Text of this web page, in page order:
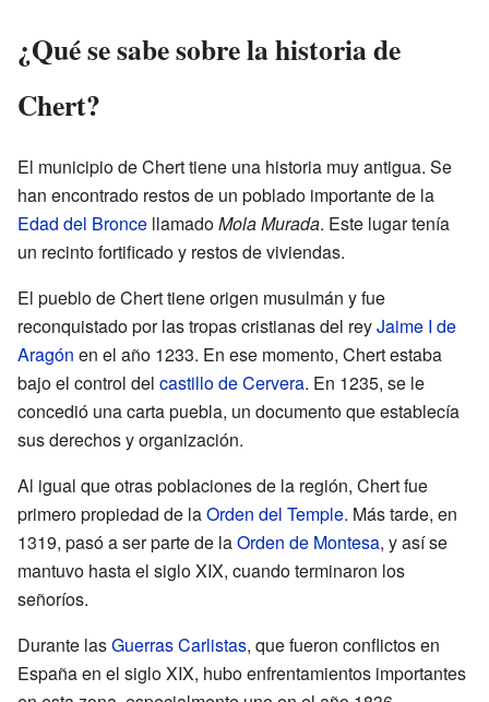
¿Qué se sabe sobre la historia de
Chert?
El municipio de Chert tiene una historia muy antigua. Se
han encontrado restos de un poblado importante de la
Edad del Bronce llamadoMola Murada. Este lugar tenía
un recinto fortificado y restos de viviendas.
El pueblo de Chert tiene origen musulmán y fue
reconquistado por las tropas cristianas del reyJaime I de
Aragón en el año 1233. En ese momento, Chert estaba
bajo el control del castillo de Cervera. En 1235, se le
concedió una carta puebla, un documento que establecía
sus derechos y organización.
Al igual que otras poblaciones de la región, Chert fue
primero propiedad de laOrden del Temple. Más tarde, en
1319, pasó a ser parte de laOrden de Montesa, y así se
mantuvo hasta el siglo XIX, cuando terminaron los
señoríos.
Durante lasGuerras Carlistas, que fueron conflictos en
España en el siglo XIX, hubo enfrentamientos importantes